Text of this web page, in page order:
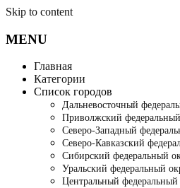
Skip to content
MENU
Главная
Категории
Список городов
Дальневосточный
Приволжский
Северо-Западный
Северо-Кавказский
Сибирский федеральный
Уральский федеральный
Центральный федеральный